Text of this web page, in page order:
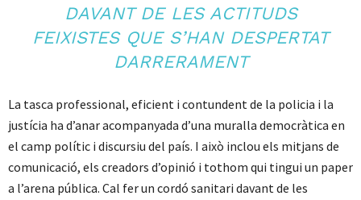
DAVANT DE LES ACTITUDS
FEIXISTES QUE S’HAN DESPERTAT
DARRERAMENT
La tasca professional, eficient i contundent de la policia i la
justícia ha d’anar acompanyada d’una muralla democràtica en
el camp polític i discursiu del país. I això inclou els mitjans de
comunicació, els creadors d’opinió i tothom qui tingui un paper
a l’arena pública. Cal fer un cordó sanitari davant de les